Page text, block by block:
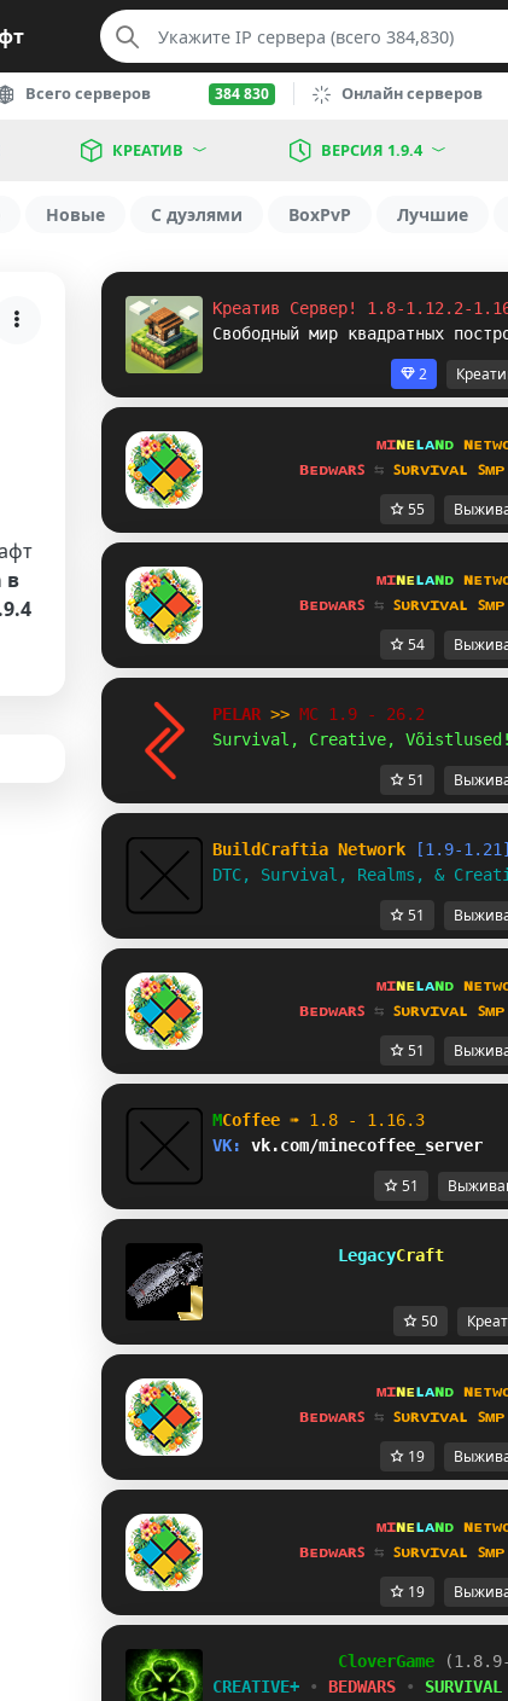
Всего серверов 384 830 Онлайн серверов
КРЕАТИВ ВЕРСИЯ 1.9.4
Новые С дуэлями BoxPvP Лучшие
в
Креатив Сервер! 1.8-1.12.2-
Свободный мир квадратных
2
ᴍɪɴᴇʟᴀɴᴅ
ʙᴇᴅᴡᴀʀꜱ ⇆ ꜱᴜʀᴠɪᴠᴀʟ ꜱᴍᴘ
55
ᴍɪɴᴇʟᴀɴᴅ
ʙᴇᴅᴡᴀʀꜱ ⇆ ꜱᴜʀᴠɪᴠᴀʟ ꜱᴍᴘ
54
PELAR >> MC 1.9 - 26.2
Survival, Creative, Võistlused!
51
BuildCraftia Network
[1.9-1.21]
DTC, Survival, Realms, &
51
ᴍɪɴᴇʟᴀɴᴅ
ʙᴇᴅᴡᴀʀꜱ ⇆ ꜱᴜʀᴠɪᴠᴀʟ ꜱᴍᴘ
51
MCoffee ➠ 1.8 -
VK: vk.com/
51
Legacy
50
ᴍɪɴᴇʟᴀɴᴅ
ʙᴇᴅᴡᴀʀꜱ ⇆ ꜱᴜʀᴠɪᴠᴀʟ ꜱᴍᴘ
19
ᴍɪɴᴇʟᴀɴᴅ
ʙᴇᴅᴡᴀʀꜱ ⇆ ꜱᴜʀᴠɪᴠᴀʟ ꜱᴍᴘ
19
CloverGame
CREATIVE+
• BEDWARS • SURVIVAL